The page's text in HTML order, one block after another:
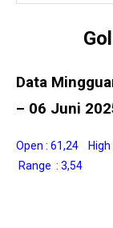
Data
– 06 Juni
Open : 61,24
Range : 3,54